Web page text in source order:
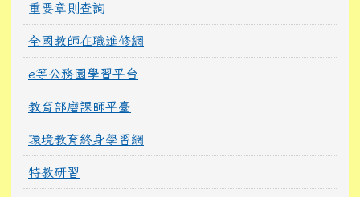
重要章則查詢
全國教師在職進修網
e等公務園學習平台
教育部磨課師平臺
環境教育終身學習網
特教研習